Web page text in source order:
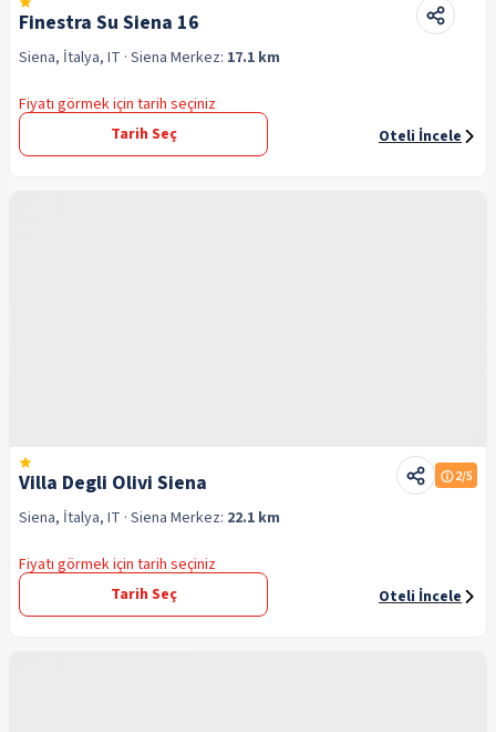
Finestra Su Siena 16
Siena, İtalya, IT · Siena Merkez: 17.1 km
Fiyatı görmek için tarih seçiniz
Tarih Seç
Oteli İncele
Villa Degli Olivi Siena 2/5
Siena, İtalya, IT · Siena Merkez: 22.1 km
Fiyatı görmek için tarih seçiniz
Tarih Seç
Oteli İncele